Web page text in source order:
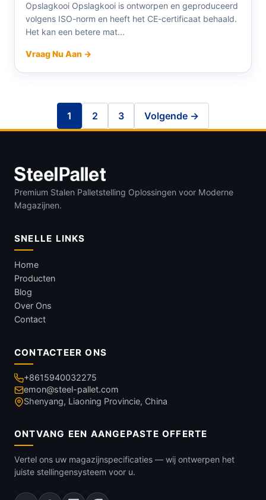
Opslagkooi Opslagkooi is ontworpen en geproduceerd
volgens ISO-norm en heeft het CE-certificaat behaald.
Het kan een betere mat...
Vraag Nu Aan →
1 2 3 Volgende →
Premium Stalen Palletstelling Oplossingen voor Moderne
Magazijnen.
SNELLE LINKS
Home
Producten
Blog
Over Ons
Contact
CONTACTEER ONS
+8615940032275
emon@steel-pallet.com
Shenyang, Liaoning Provincie, China
ONTVANG EEN AANGEPASTE OFFERTE
Vertel ons uw magazijnspecificaties — wij ontwerpen het
juiste stellingensysteem voor u.